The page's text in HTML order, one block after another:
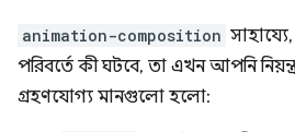
animation-composition
পরিবর্তে কী ঘটবে, তা এখন আপনি
গ্রহণযোগ্য মানগুলো হলো: